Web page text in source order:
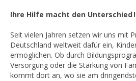
Ihre Hilfe macht den Unterschied !
Seit vielen Jahren setzen wir uns mit
Deutschland weltweit dafür ein,
ermöglichen. Ob durch
Versorgung oder die Stärkung von
kommt dort an, wo sie am